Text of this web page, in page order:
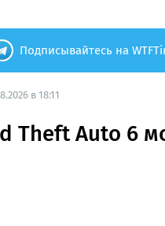
Подписывайтесь на
в 18:11
Theft Auto 6